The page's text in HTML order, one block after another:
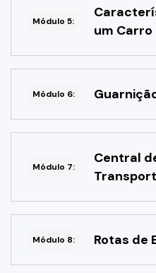
Módulo 5:
um Carro
Módulo 6:
Módulo 7:
Central
Módulo 8: Rotas de